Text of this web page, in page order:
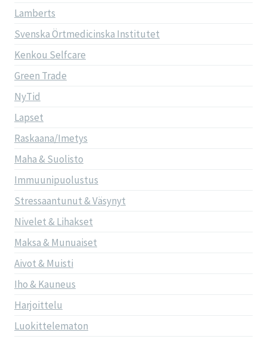
Lamberts
Svenska Örtmedicinska Institutet
Kenkou Selfcare
Green Trade
NyTid
Lapset
Raskaana/Imetys
Maha & Suolisto
Immuunipuolustus
Stressaantunut & Väsynyt
Nivelet & Lihakset
Maksa & Munuaiset
Aivot & Muisti
Iho & Kauneus
Harjoittelu
Luokittelematon